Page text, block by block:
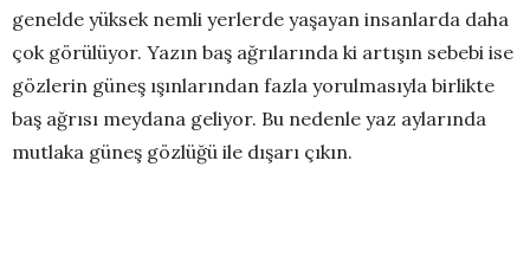
genelde yüksek nemli yerlerde yaşayan insanlarda daha
çok görülüyor. Yazın baş ağrılarında ki artışın sebebi ise
gözlerin güneş ışınlarından fazla yorulmasıyla birlikte
baş ağrısı meydana geliyor. Bu nedenle yaz aylarında
mutlaka güneş gözlüğü ile dışarı çıkın.